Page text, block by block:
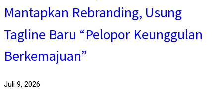
Mantapkan Rebranding, Usung
Tagline Baru “Pelopor Keunggulan
Berkemajuan”
Juli 9, 2026